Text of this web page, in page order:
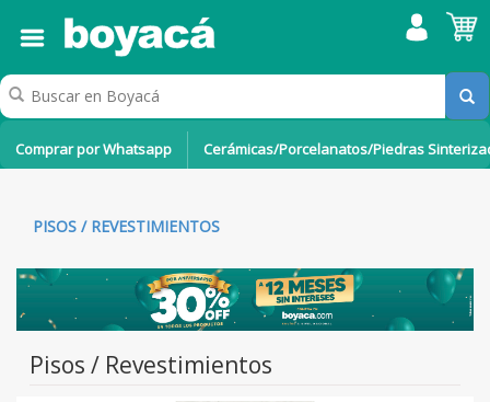
Comprar por Whatsapp Cerámicas/Porcelanatos/Piedras
PISOS / REVESTIMIENTOS
Pisos / Revestimientos